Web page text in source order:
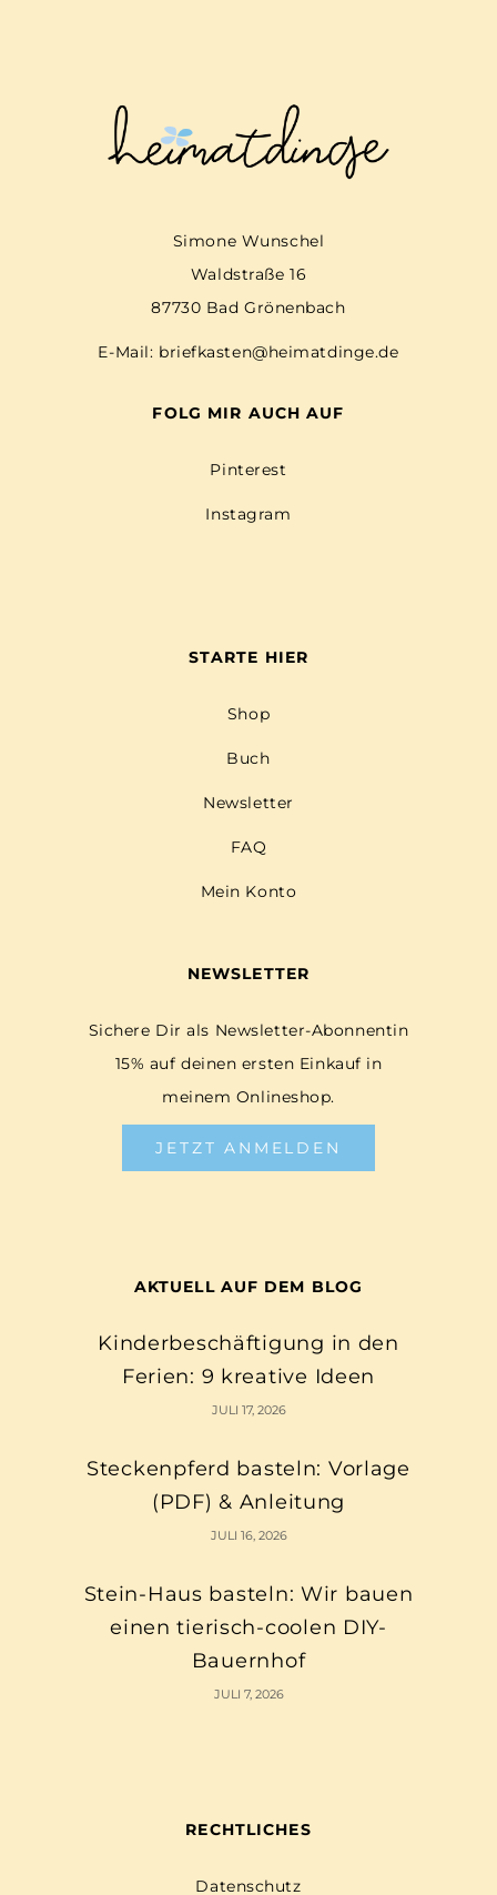
Simone Wunschel
Waldstraße 16
87730 Bad Grönenbach
E-Mail: briefkasten@heimatdinge.de
FOLG MIR AUCH AUF
Pinterest
Instagram
STARTE HIER
Shop
Buch
Newsletter
FAQ
Mein Konto
NEWSLETTER
Sichere Dir als Newsletter-Abonnentin
15% auf deinen ersten Einkauf in
meinem Onlineshop.
JETZT ANMELDEN
AKTUELL AUF DEM BLOG
Kinderbeschäftigung in den
Ferien: 9 kreative Ideen
JULI 17, 2026
Steckenpferd basteln: Vorlage
(PDF) & Anleitung
JULI 16, 2026
Stein-Haus basteln: Wir bauen
einen tierisch-coolen DIY-
Bauernhof
JULI 7, 2026
RECHTLICHES
Datenschutz